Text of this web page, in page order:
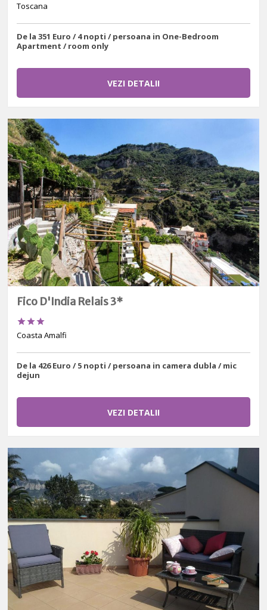
Toscana
De la 351 Euro / 4 nopti / persoana in One-Bedroom
Apartment / room only
VEZI DETALII
Fico D'India Relais 3*

Coasta Amalfi
De la 426 Euro / 5 nopti / persoana in camera dubla / mic
dejun
VEZI DETALII